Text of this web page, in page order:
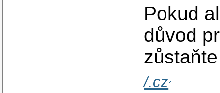
Pokud
důvod
/.cz